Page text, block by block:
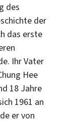
des
der
das erste
Ihr Vater
Hee
18 Jahre
1961 an
er von